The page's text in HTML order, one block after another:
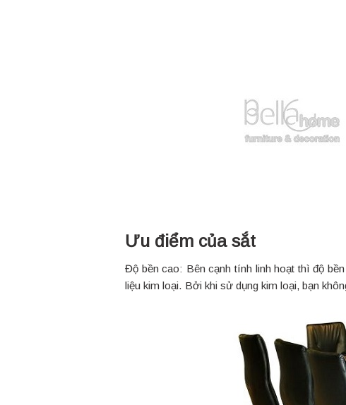
Ưu điểm của sắt
Độ bền cao: Bên cạnh tính linh hoạt thì độ
liệu kim loại. Bởi khi sử dụng kim loại, bạn